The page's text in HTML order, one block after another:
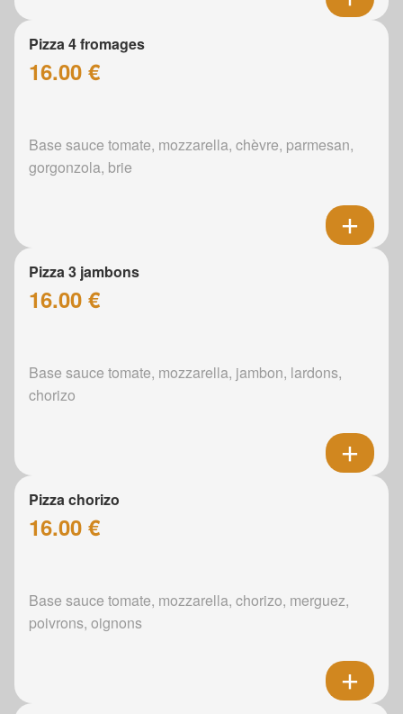
Pizza 4 fromages
16.00 €
Base sauce tomate, mozzarella, chèvre, parmesan,
gorgonzola, brie
Pizza 3 jambons
16.00 €
Base sauce tomate, mozzarella, jambon, lardons,
chorizo
Pizza chorizo
16.00 €
Base sauce tomate, mozzarella, chorizo, merguez,
poivrons, oignons